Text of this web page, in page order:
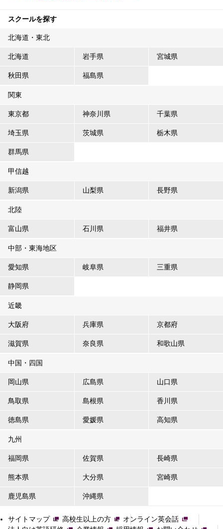
スクールを探す
北海道・東北
北海道 岩手県 宮城県
秋田県 福島県
関東
東京都 神奈川県 千葉県
埼玉県 茨城県 栃木県
群馬県
甲信越
新潟県 山梨県 長野県
北陸
富山県 石川県 福井県
中部・東海地区
愛知県 岐阜県 三重県
静岡県
近畿
大阪府 兵庫県 京都府
滋賀県 奈良県 和歌山県
中国・四国
岡山県 広島県 山口県
鳥取県 島根県 香川県
徳島県 愛媛県 高知県
九州
福岡県 佐賀県 長崎県
熊本県 大分県 宮崎県
鹿児島県 沖縄県
サイトマップ 高校生以上の方
オンライン英会話